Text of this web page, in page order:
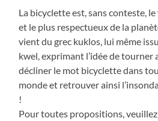
La bicyclette est, sans conteste,
et le plus respectueux de la
vient du grec kuklos, lui même
kwel, exprimant l’idée de tourner
décliner le mot bicyclette dans
monde et retrouver ainsi
!
Pour toutes propositions,